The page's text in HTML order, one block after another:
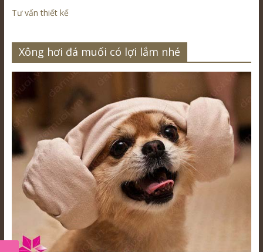
Tư vấn thiết kế
Xông hơi đá muối có lợi lắm nhé